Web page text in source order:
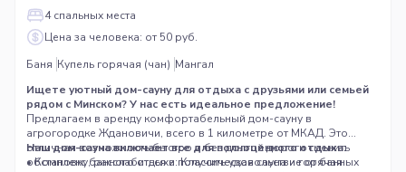
4 спальных места
Цена за человека: от 50 руб.
Баня Купель горячая (чан) Мангал
Ищете уютный дом-сауну для отдыха с друзьями или семьей
рядом с Минском? У нас есть идеальное предложение!
Предлагаем в аренду комфортабельный дом-сауну в
агрогородке Ждановичи, всего в 1 километре от МКАД. Это
отличная возможность быстро и без долгой дороги сменить
обстановку, расслабиться и получить удовольствие от банных
Наш дом-сауна включает все для полноценного отдыха:
• Комплекс банного отдыха: Классическая сауна и горячая